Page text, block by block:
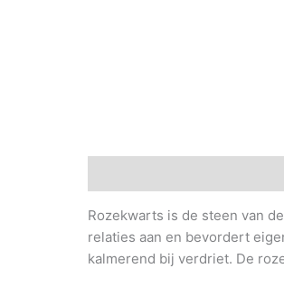
Rozekwarts is de steen van
relaties aan en bevordert
kalmerend bij verdriet. De